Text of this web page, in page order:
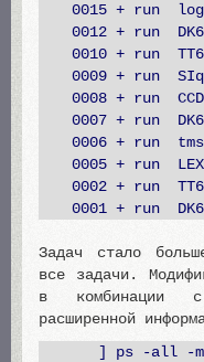
0015 + run
0012 + run
0010 + run
0009 + run
0008 + run
0007 + run
0006 + run
0005 + run
0002 + run
0001 + run
Задач стало
все задачи.
в комбинации
расширенной
] ps -all -